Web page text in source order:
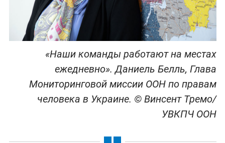
«Наши команды работают на местах
ежедневно». Даниель Белль, Глава
Мониторинговой миссии ООН по правам
человека в Украине. © Винсент Тремо/
УВКПЧ ООН